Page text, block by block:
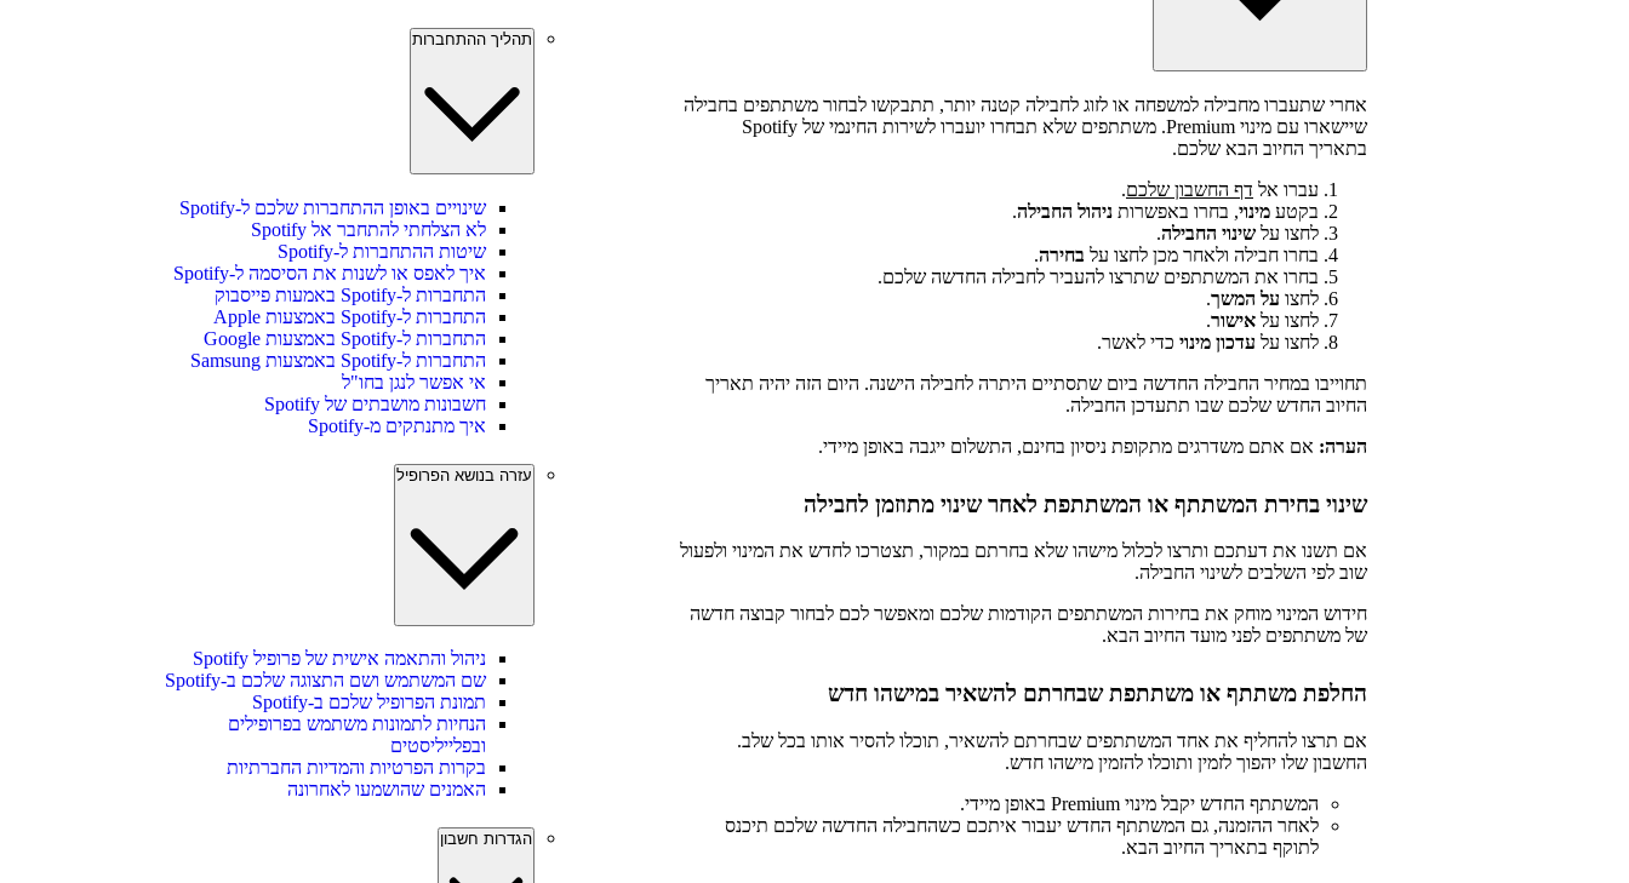
אחרי שתעברו מחבילה למשפחה או לזוג לחבילה קטנה יותר, תתבקשו לבחור משתתפים בחבילה
שיישארו עם מינוי Premium. משתתפים שלא תבחרו יועברו לשירות החינמי של Spotify
בתאריך החיוב הבא שלכם.
עברו אל דף החשבון שלכם.
בקטע מינוי, בחרו באפשרות ניהול החבילה.
לחצו על שינוי החבילה.
בחרו חבילה ולאחר מכן לחצו על בחירה.
בחרו את המשתתפים שתרצו להעביר לחבילה החדשה שלכם.
לחצו על המשך.
לחצו על אישור.
לחצו על עדכון מינוי כדי לאשר.
תחוייבו במחיר החבילה החדשה ביום שתסתיים היתרה לחבילה הישנה. היום הזה יהיה תאריך
החיוב החדש שלכם שבו תתעדכן החבילה.
הערה: אם אתם משדרגים מתקופת ניסיון בחינם, התשלום ייגבה באופן מיידי.
שינוי בחירת המשתתף או המשתתפת לאחר שינוי מתוזמן לחבילה
אם תשנו את דעתכם ותרצו לכלול מישהו שלא בחרתם במקור, תצטרכו לחדש את המינוי ולפעול
שוב לפי השלבים לשינוי החבילה.
חידוש המינוי מוחק את בחירות המשתתפים הקודמות שלכם ומאפשר לכם לבחור קבוצה חדשה
של משתתפים לפני מועד החיוב הבא.
החלפת משתתף או משתתפת שבחרתם להשאיר במישהו חדש
אם תרצו להחליף את אחד המשתתפים שבחרתם להשאיר, תוכלו להסיר אותו בכל שלב.
החשבון שלו יהפוך לזמין ותוכלו להזמין מישהו חדש.
המשתתף החדש יקבל מינוי Premium באופן מיידי.
לאחר ההזמנה, גם המשתתף החדש יעבור איתכם כשהחבילה החדשה שלכם תיכנס
לתוקף בתאריך החיוב הבא.
תהליך ההתחברות
שינויים באופן ההתחברות שלכם ל-Spotify
לא הצלחתי להתחבר אל Spotify
שיטות ההתחברות ל-Spotify
איך לאפס או לשנות את הסיסמה ל-Spotify
התחברות ל-Spotify באמעות פייסבוק
התחברות ל-Spotify באמצעות Apple
התחברות ל-Spotify באמצעות Google
התחברות ל-Spotify באמצעות Samsung
אי אפשר לנגן בחו"ל
חשבונות מושבתים של Spotify
איך מתנתקים מ-Spotify
עזרה בנושא הפרופיל
ניהול והתאמה אישית של פרופיל Spotify
שם המשתמש ושם התצוגה שלכם ב-Spotify
תמונת הפרופיל שלכם ב-Spotify
הנחיות לתמונות משתמש בפרופילים
ובפלייליסטים
בקרות הפרטיות והמדיות החברתיות
האמנים שהושמעו לאחרונה
הגדרות חשבון